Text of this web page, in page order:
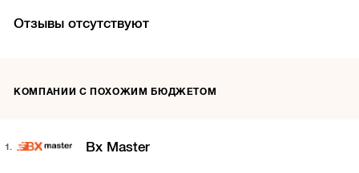
Отзывы отсутствуют
КОМПАНИИ С ПОХОЖИМ БЮДЖЕТОМ
1. Bx Master